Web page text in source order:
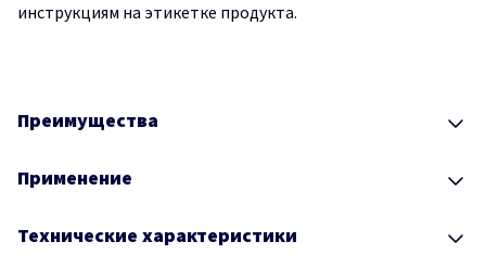
инструкциям на этикетке продукта.
Преимущества
Применение
Технические характеристики